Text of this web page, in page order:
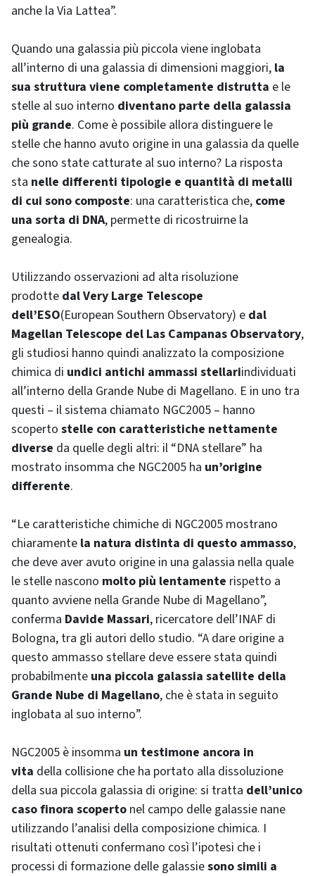
anche la Via Lattea”.
Quando una galassia più piccola viene inglobata
all’interno di una galassia di dimensioni maggiori, la
sua struttura viene completamente distrutta e le
stelle al suo interno diventano parte della galassia
più grande. Come è possibile allora distinguere le
stelle che hanno avuto origine in una galassia da quelle
che sono state catturate al suo interno? La risposta
sta nelle differenti tipologie e quantità di metalli
di cui sono composte: una caratteristica che, come
una sorta di DNA, permette di ricostruirne la
genealogia.
Utilizzando osservazioni ad alta risoluzione
prodotte dal Very Large Telescope
dell’ESO(European Southern Observatory) e dal
Magellan Telescope del Las Campanas Observatory,
gli studiosi hanno quindi analizzato la composizione
chimica di undici antichi ammassi stellariindividuati
all’interno della Grande Nube di Magellano. E in uno tra
questi – il sistema chiamato NGC2005 – hanno
scoperto stelle con caratteristiche nettamente
diverse da quelle degli altri: il “DNA stellare” ha
mostrato insomma che NGC2005 ha un’origine
differente.
“Le caratteristiche chimiche di NGC2005 mostrano
chiaramente la natura distinta di questo ammasso,
che deve aver avuto origine in una galassia nella quale
le stelle nascono molto più lentamente rispetto a
quanto avviene nella Grande Nube di Magellano”,
conferma Davide Massari, ricercatore dell’INAF di
Bologna, tra gli autori dello studio. “A dare origine a
questo ammasso stellare deve essere stata quindi
probabilmente una piccola galassia satellite della
Grande Nube di Magellano, che è stata in seguito
inglobata al suo interno”.
NGC2005 è insomma un testimone ancora in
vita della collisione che ha portato alla dissoluzione
della sua piccola galassia di origine: si tratta dell’unico
caso finora scoperto nel campo delle galassie nane
utilizzando l’analisi della composizione chimica. I
risultati ottenuti confermano così l’ipotesi che i
processi di formazione delle galassiesono simili a